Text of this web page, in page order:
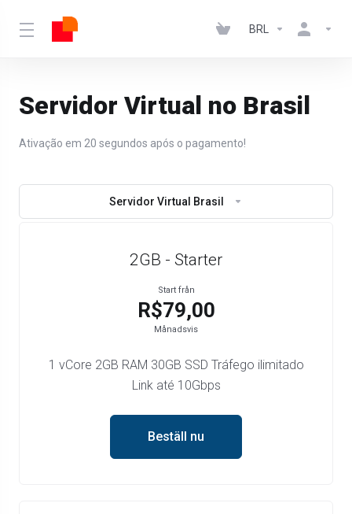
BRL
Servidor Virtual no Brasil
Ativação em 20 segundos após o pagamento!
Servidor Virtual Brasil
2GB - Starter
Start från
R$79,00
Månadsvis
1 vCore 2GB RAM 30GB SSD Tráfego ilimitado
Link até 10Gbps
Beställ nu